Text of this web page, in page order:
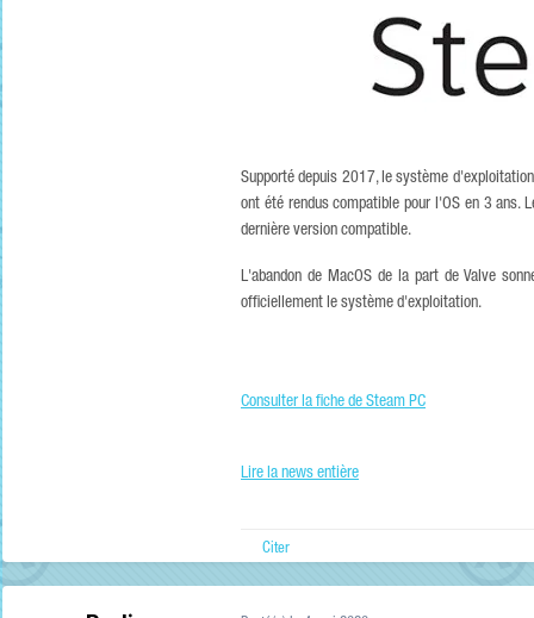
Supporté depuis 2017, le système
ont été rendus compatible pour l'OS en 3 ans.
dernière version compatible.
L'abandon de MacOS de la part de Valve
officiellement le système d'exploitation.
Consulter la fiche de Steam PC
Lire la news entière
Citer